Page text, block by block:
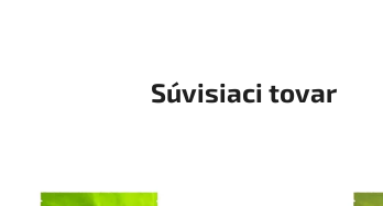
Súvisiaci tovar